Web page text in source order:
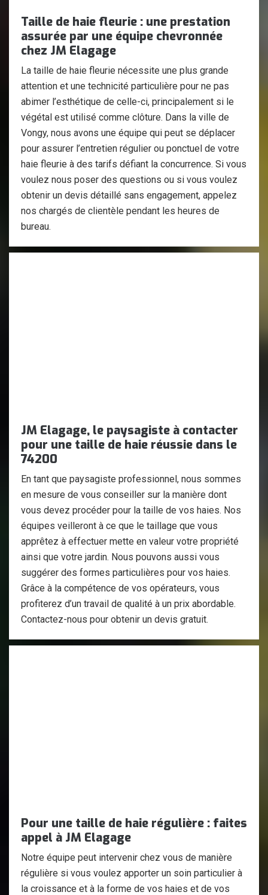
Taille de haie fleurie : une prestation
assurée par une équipe chevronnée
chez JM Elagage
La taille de haie fleurie nécessite une plus grande
attention et une technicité particulière pour ne pas
abimer l’esthétique de celle-ci, principalement si le
végétal est utilisé comme clôture. Dans la ville de
Vongy, nous avons une équipe qui peut se déplacer
pour assurer l’entretien régulier ou ponctuel de votre
haie fleurie à des tarifs défiant la concurrence. Si vous
voulez nous poser des questions ou si vous voulez
obtenir un devis détaillé sans engagement, appelez
nos chargés de clientèle pendant les heures de
bureau.
JM Elagage, le paysagiste à contacter
pour une taille de haie réussie dans le
74200
En tant que paysagiste professionnel, nous sommes
en mesure de vous conseiller sur la manière dont
vous devez procéder pour la taille de vos haies. Nos
équipes veilleront à ce que le taillage que vous
apprêtez à effectuer mette en valeur votre propriété
ainsi que votre jardin. Nous pouvons aussi vous
suggérer des formes particulières pour vos haies.
Grâce à la compétence de vos opérateurs, vous
profiterez d’un travail de qualité à un prix abordable.
Contactez-nous pour obtenir un devis gratuit.
Pour une taille de haie régulière : faites
appel à JM Elagage
Notre équipe peut intervenir chez vous de manière
régulière si vous voulez apporter un soin particulier à
la croissance et à la forme de vos haies et de vos